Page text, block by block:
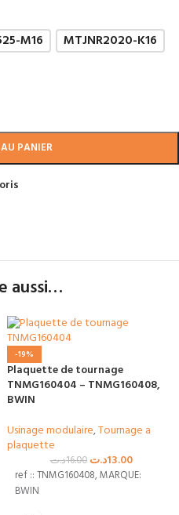
M16
MTJNR2020-K16
PANIER
aussi…
-19%
Plaquette de tournage
TNMG160404 – TNMG160408,
BWIN
Usinage modulaire,Tournage a
plaquette
16.00د.ت 13.00د.ت
ref :: TNMG160408, MARQUE:
BWIN